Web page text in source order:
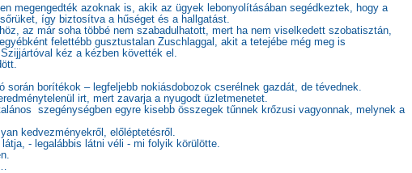
megengedték azoknak is, akik az ügyek lebonyolításában segédkeztek, hogy a
így biztosítva a hűséget és a hallgatást.
az már soha többé nem szabadulhatott, mert ha nem viselkedett szobatisztán,
felettébb gusztustalan Zuschlaggal, akit a tetejébe még meg is
kéz a kézben követték el.
borítékok – legfeljebb nokiásdobozok cserélnek gazdát, de tévednek.
irt, mert zavarja a nyugodt üzletmenetet.
szegénységben egyre kisebb összegek tűnnek krőzusi vagyonnak, melynek a
kedvezményekről, előléptetésről.
- legalábbis látni véli - mi folyik körülötte.